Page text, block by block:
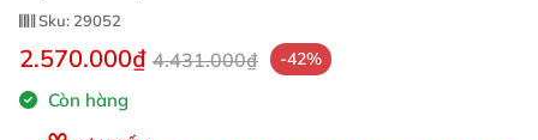
Sku: 29052
2.570.000₫ 4.431.000₫ -42%
Còn hàng